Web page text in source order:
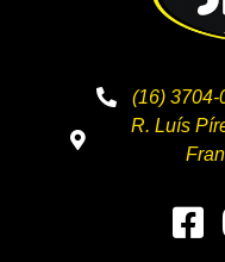
(16) 3704-
R. Luís